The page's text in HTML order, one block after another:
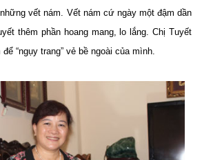
vết nám. Vết nám cứ ngày một đậm dần
thêm phần hoang mang, lo lắng. Chị Tuyết
“ngụy trang” vẻ bề ngoài của mình.